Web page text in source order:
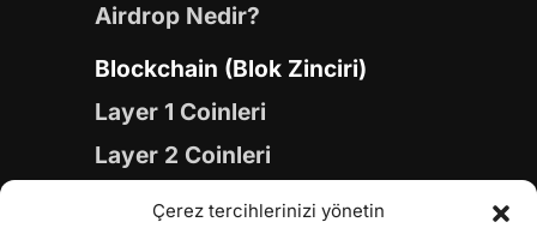
Çerez tercihlerinizi yönetin
Airdrop Nedir?
Blockchain (Blok Zinciri)
Layer 1 Coinleri
Layer 2 Coinleri
Yapay Zeka (AI) Coinleri